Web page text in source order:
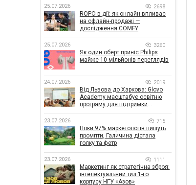
25.07.2026 2698
ROPO в дії: як онлайн впливає
на офлайн-продажі —
дослідження COMFY
25.07.2026 3260
Як один оберт приніс Philips
майже 10 мільйонів переглядів
24.07.2026 2019
Від Львова до Харкова: Glovo
Academy масштабує освітню
програму для підтримки
23.07.2026 715
Поки 97% маркетологів пишуть
промпти, Галичина дістала
голку та фетр
23.07.2026 1111
Маркетинг як стратегічна зброя:
інтелектуальний тил 1-го
корпусу НГУ «Азов»